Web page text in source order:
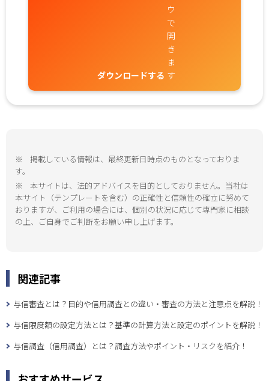
ダウンロードする
※
掲載している情報は、最終更新日時点のものとなっておりま
す。
※
本サイトは、法的アドバイスを目的としておりません。当社は
本サイト（テンプレートを含む）の正確性と信頼性の確立に努めて
おりますが、ご利用の場合には、個別の状況に応じて専門家に相談
の上、ご自身でご判断をお願い申し上げます。
関連記事
与信審査とは？目的や信用調査との違い・審査の方法と注意点を解説！
与信限度額の設定方法とは？基準の計算方法と設定のポイントを解説！
与信調査（信用調査）とは？調査方法やポイント・リスクを紹介！